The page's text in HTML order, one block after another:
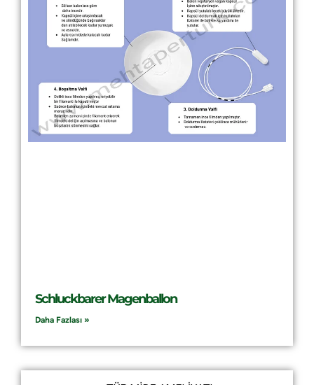
Schluckbarer Magenballon
Daha Fazlası »